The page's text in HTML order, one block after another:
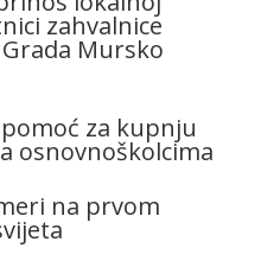
zahvalnice
Mursko
za kupnju
osnovnoškolcima
na prvom